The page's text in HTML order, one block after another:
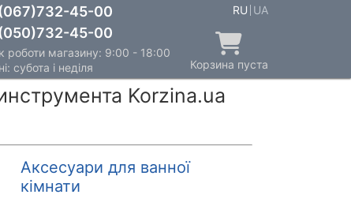
45-00
45-00
роботи магазину: 9:00 - 18:00
субота і неділя
RU UA
Корзина пуста
Korzina.ua
Аксесуари для ванної
кімнати